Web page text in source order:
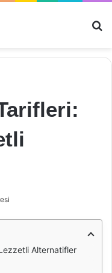
Alternatifler